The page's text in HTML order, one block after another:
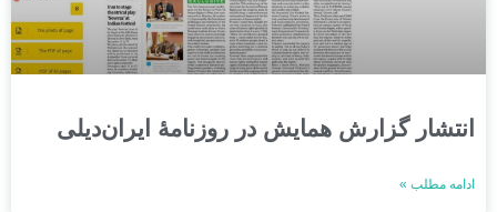
انتشار گزارش همایش در روزنامۀ ایران‌دیلی
ادامه مطلب »